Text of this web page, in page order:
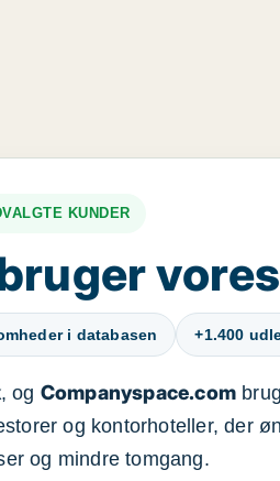
KUNDER
i databasen +1.400
, og Companyspace.com
og kontorhoteller, der
og mindre tomgang.